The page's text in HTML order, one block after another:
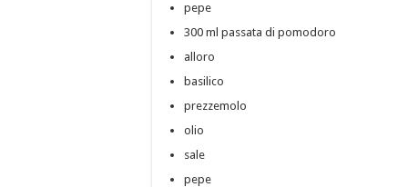
pepe
300 ml passata di pomodoro
alloro
basilico
prezzemolo
olio
sale
pepe